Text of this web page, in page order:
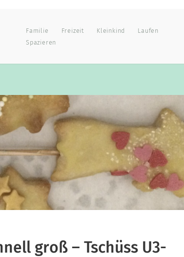
Familie Freizeit Kleinkind
Laufen
Spazieren
groß – Tschüss U3-